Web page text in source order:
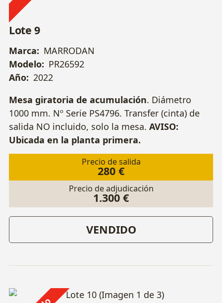
Lote 9
Marca: MARRODAN
Modelo: PR26592
Año: 2022
Mesa giratoria de acumulación. Diámetro
1000 mm. Nº Serie PS4796. Transfer (cinta) de
salida NO incluido, solo la mesa. AVISO:
Ubicada en la planta primera.
Precio de salida
280 €
Precio de adjudicación
1.300 €
VENDIDO